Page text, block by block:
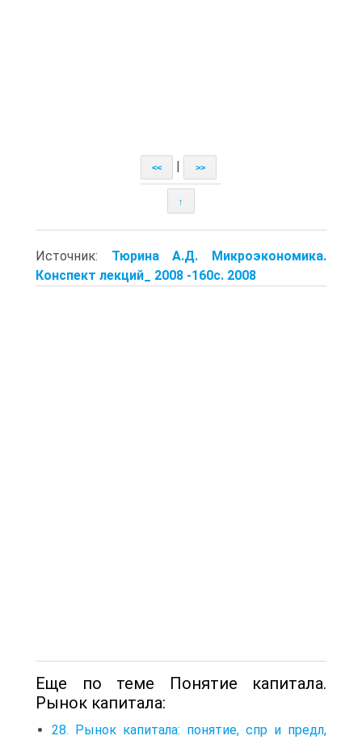
<< >>
↑
Источник: Тюрина А.Д. Микроэкономика.
Конспект лекций_ 2008 -160с. 2008
Еще по теме Понятие капитала.
Рынок капитала:
28. Рынок капитала: понятие, спр и предл,